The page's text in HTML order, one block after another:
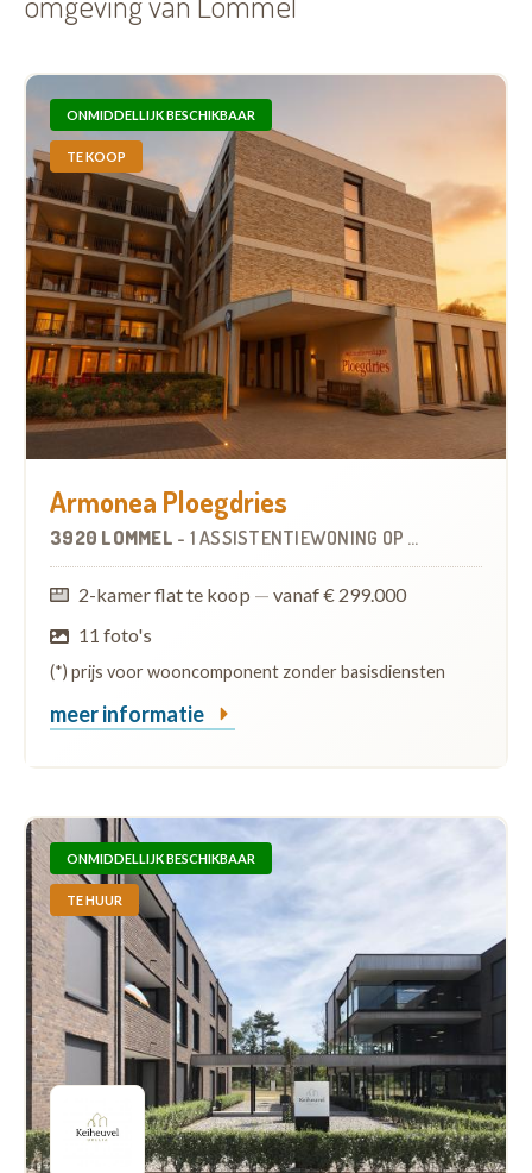
ONMIDDELLIJK BESCHIKBAAR
TE KOOP
Armonea Ploegdries
3920 LOMMEL - 1 ASSISTENTIEWONING OP 0.4 KM
2-kamer flat te koop — vanaf € 299.000
11 foto's
(*) prijs voor wooncomponent zonder basisdiensten
meer informatie
ONMIDDELLIJK BESCHIKBAAR
TE HUUR